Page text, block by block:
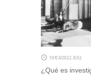
10/03/2022, 8:02
¿Qué es